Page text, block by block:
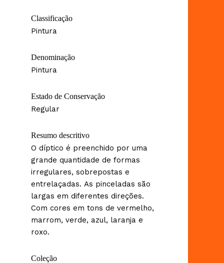
Classificação
Pintura
Denominação
Pintura
Estado de Conservação
Regular
Resumo descritivo
O díptico é preenchido por uma
grande quantidade de formas
irregulares, sobrepostas e
entrelaçadas. As pinceladas são
largas em diferentes direções.
Com cores em tons de vermelho,
marrom, verde, azul, laranja e
roxo.
Coleção